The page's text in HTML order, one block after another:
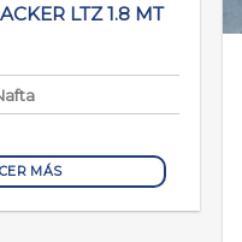
LTZ 1.8 MT
MÁS